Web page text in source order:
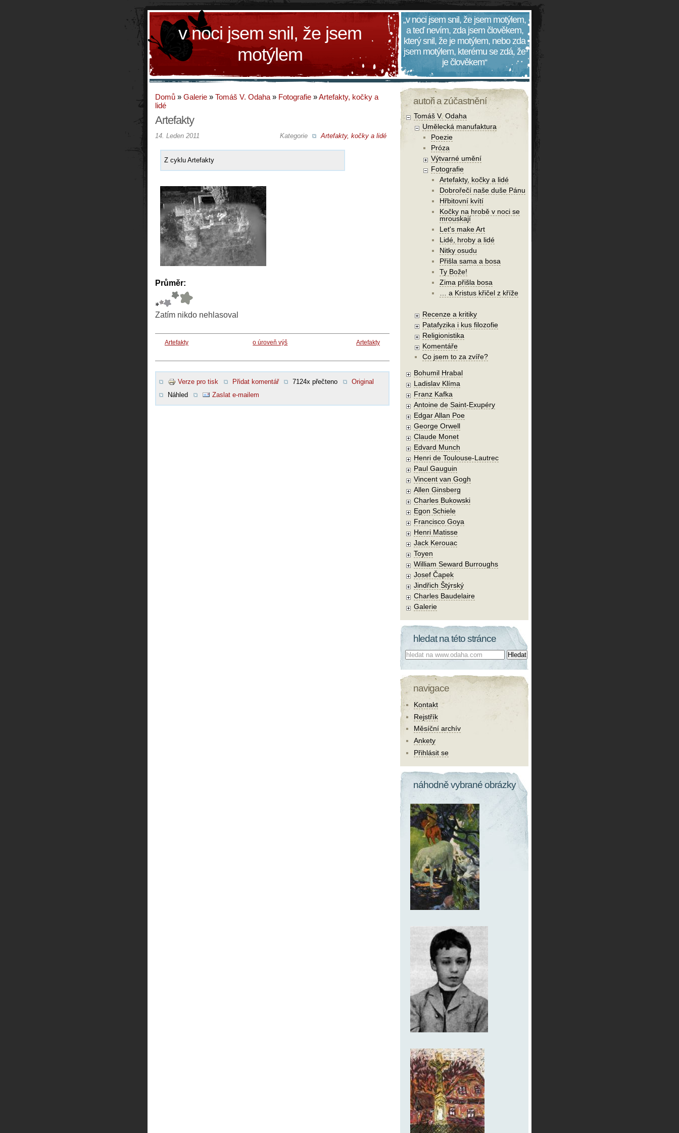
v noci jsem snil, že jsem
motýlem
„v noci jsem snil, že jsem motýlem,
a teď nevím, zda jsem člověkem,
který snil, že je motýlem, nebo zda
jsem motýlem, kterému se zdá, že
je člověkem“
Domů » Galerie » Tomáš V. Odaha » Fotografie »Artefakty, kočky a
lidé
Artefakty
Kategorie Artefakty, kočky a lidé
14. Leden 2011
Z cyklu Artefakty
Průměr:
Zatím nikdo nehlasoval
Artefakty o úroveň výš Artefakty
Verze pro tisk Přidat komentář 7124x přečteno
Original
Náhled
Zaslat e-mailem
autoři a zúčastnění
Tomáš V. Odaha
Umělecká manufaktura
Poezie
Próza
Výtvarné umění
Fotografie
Artefakty, kočky a lidé
Dobrořečí naše duše Pánu
Hřbitovní kvítí
Kočky na hrobě v noci se
mrouskají
Let's make Art
Lidé, hroby a lidé
Nitky osudu
Přišla sama a bosa
Ty Bože!
Zima přišla bosa
… a Kristus křičel z kříže
Recenze a kritiky
Patafyzika i kus filozofie
Religionistika
Komentáře
Co jsem to za zvíře?
Bohumil Hrabal
Ladislav Klíma
Franz Kafka
Antoine de Saint-Exupéry
Edgar Allan Poe
George Orwell
Claude Monet
Edvard Munch
Henri de Toulouse-Lautrec
Paul Gauguin
Vincent van Gogh
Allen Ginsberg
Charles Bukowski
Egon Schiele
Francisco Goya
Henri Matisse
Jack Kerouac
Toyen
William Seward Burroughs
Josef Čapek
Jindřich Štýrský
Charles Baudelaire
Galerie
hledat na této stránce
Co hledat:
navigace
Kontakt
Rejstřík
Měsíční archív
Ankety
Přihlásit se
náhodně vybrané obrázky